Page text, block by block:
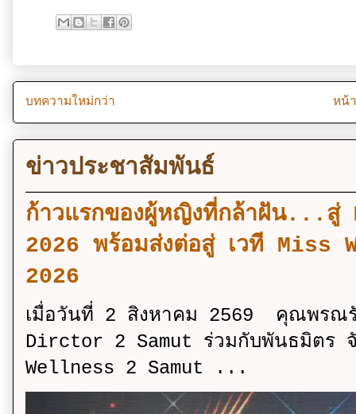
บทความใหม่กว่า หน้
ข่าวประชาสัมพันธ์
ก้าวแรกของผู้หญิงที่กล้าฝัน...
2026 พร้อมส่งต่อสู่ เวที
2026
เมื่อวันที่ 2 สิงหาคม 2569 คุณพร
Dirctor 2 Samut ร่วมกับพันธมิตร จั
Wellness 2 Samut ...